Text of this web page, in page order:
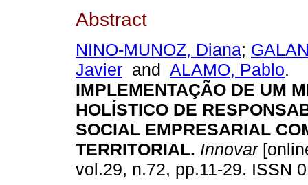
Abstract
NINO-MUNOZ, Diana;
Javier and ALAMO, Pablo.
IMPLEMENTAÇÃO DE UM
HOLÍSTICO DE
SOCIAL EMPRESARIAL
TERRITORIAL. Innovar
vol.29, n.72, pp.11-29. ISSN